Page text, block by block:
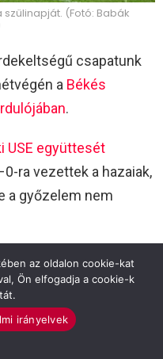
(Fotó: Babák
csapatunk
a Békés
.
USE együttesét
ra vezettek a hazaiak,
a győzelem nem
USE 5–3 (4–2)
Saitz Dániel.
István, Pecznik,
az oldalon cookie-kat
Ön elfogadja a cookie-k
irányelvek